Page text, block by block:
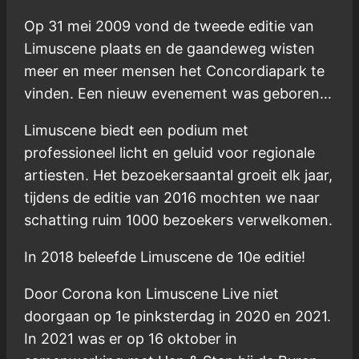
Op 31 mei 2009 vond de tweede editie van
Limuscene plaats en de gaandeweg wisten
meer en meer mensen het Concordiapark te
vinden. Een nieuw evenement was geboren…
Limuscene biedt een podium met
professioneel licht en geluid voor regionale
artiesten. Het bezoekersaantal groeit elk jaar,
tijdens de editie van 2016 mochten we naar
schatting ruim 1000 bezoekers verwelkomen.
In 2018 beleefde Limuscene de 10e editie!
Door Corona kon Limuscene Live niet
doorgaan op 1e pinksterdag in 2020 en 2021.
In 2021 was er op 16 oktober in